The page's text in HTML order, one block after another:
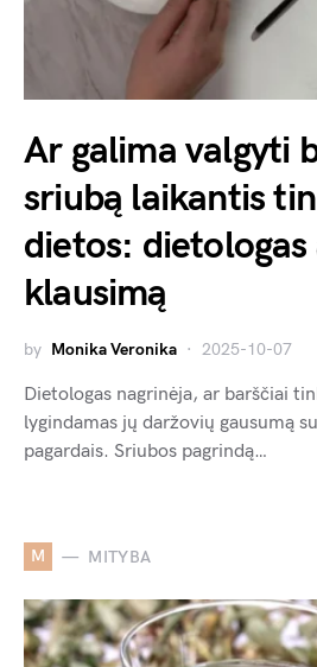
Ar galima valgyti
sriubą laikantis
dietos: dietologas
klausimą
by Monika Veronika 2025-10-07
Dietologas nagrinėja, ar barščiai
lygindamas jų daržovių gausumą
pagardais. Sriubos pagrindą…
M MITYBA